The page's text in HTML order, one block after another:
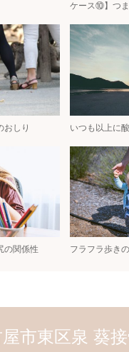
ケース⑩】つ
おしり いつも以上に
の関係性 フラフラ歩き
市東区泉 葵